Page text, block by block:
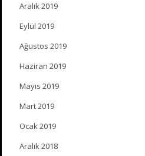
Aralık 2019
Eylül 2019
Ağustos 2019
Haziran 2019
Mayıs 2019
Mart 2019
Ocak 2019
Aralık 2018